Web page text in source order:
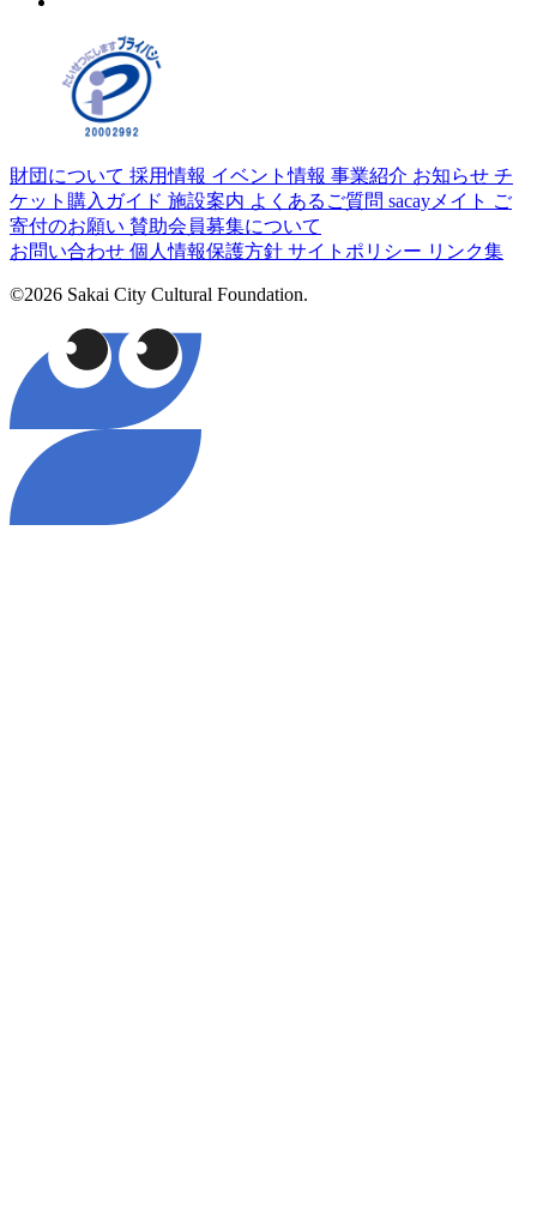
財団について 採用情報 イベント情報 事業紹介 お知らせ チ
ケット購入ガイド 施設案内 よくあるご質問 sacayメイト ご
寄付のお願い 賛助会員募集について
お問い合わせ 個人情報保護方針 サイトポリシー リンク集
©2026 Sakai City Cultural Foundation.